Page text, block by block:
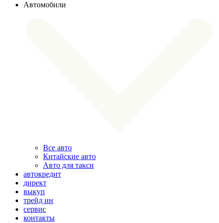
Автомобили
Все авто
Китайские авто
Авто для такси
автокредит
директ
выкуп
трейд ин
сервис
контакты